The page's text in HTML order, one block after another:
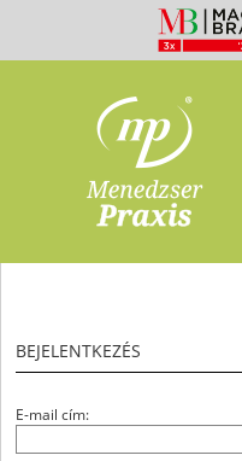
BEJELENTKEZÉS
E-mail cím: